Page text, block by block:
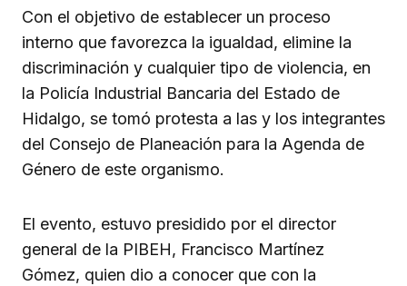
Con el objetivo de establecer un proceso
interno que favorezca la igualdad, elimine la
discriminación y cualquier tipo de violencia, en
la Policía Industrial Bancaria del Estado de
Hidalgo, se tomó protesta a las y los integrantes
del Consejo de Planeación para la Agenda de
Género de este organismo.
El evento, estuvo presidido por el director
general de la PIBEH, Francisco Martínez
Gómez, quien dio a conocer que con la